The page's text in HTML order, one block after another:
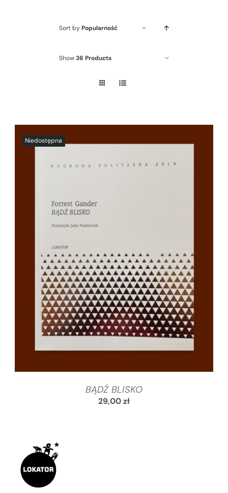
Sort byPopularność
Show36 Products
BĄDŹ BLISKO
29,00zł